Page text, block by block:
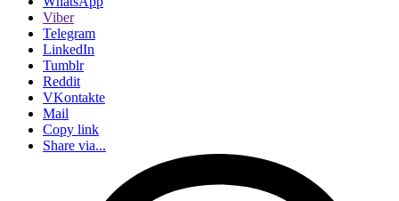
Viber
Telegram
LinkedIn
Tumblr
Reddit
VKontakte
Mail
Copy link
Share via...